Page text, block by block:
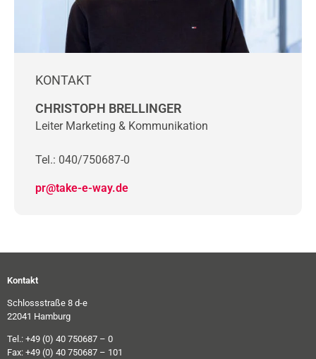
KONTAKT
CHRISTOPH BRELLINGER
Leiter Marketing & Kommunikation
Tel.: 040/750687-0
pr@take-e-way.de
Kontakt
Schlossstraße 8 d-e
22041 Hamburg
Tel.: +49 (0) 40 750687 – 0
Fax: +49 (0) 40 750687 – 101